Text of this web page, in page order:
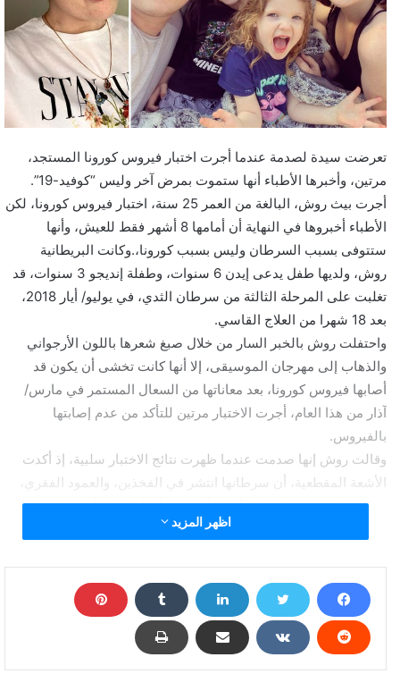
تعرضت سيدة لصدمة عندما أجرت اختبار فيروس كورونا المستجد،
مرتين، وأخبرها الأطباء أنها ستموت بمرض آخر وليس “كوفيد-19”.
أجرت بيث روش، البالغة من العمر 25 سنة، اختبار فيروس كورونا، لكن
الأطباء أخبروها في النهاية أن أمامها 8 أشهر فقط للعيش، وأنها
ستتوفى بسبب السرطان وليس بسبب كورونا،.وكانت البريطانية
روش، ولديها طفل يدعى إيدن 6 سنوات، وطفلة إنديجو 3 سنوات، قد
تغلبت على المرحلة الثالثة من سرطان الثدي، في يوليو/ أيار 2018،
بعد 18 شهرا من العلاج القاسي.
واحتفلت روش بالخبر السار من خلال صبغ شعرها باللون الأرجواني
والذهاب إلى مهرجان الموسيقى، إلا أنها كانت تخشى أن يكون قد
أصابها فيروس كورونا، بعد معاناتها من السعال المستمر في مارس/
آذار من هذا العام، أجرت الاختبار مرتين للتأكد من عدم إصابتها
بالفيروس.
وقالت روش إنها صدمت عندما ظهرت نتائج الاختبار سلبية، إذ أكدت
الأشعة المقطعية، أن سرطانها انتشر في الفخذين، والعمود الفقري،
والكبد، والرئتين.وتابعت “الأطباء أخبروني أن أمامي 8 أشهر للعيش
فقط، رد الأطباء كان مؤلما للقلب، لم أستطع التقاط أنفاسي، لكنني
كلما ركزت على الحصول على نظرة إيجابية، كلما كنت أكثر قوة في
نفسي وهذا في حد ذاته يجعلني أشعر بصحة أفضل، لكن للأسف لن
أعيش طويلا ولم أخبر الأطفال بعد، سأخبرهم في الوقت المناسب”.
من جانبهم يأمل الأطباء أن يطيل العلاج الموجه حياة روش لمدة خمس
اظهر المزيد